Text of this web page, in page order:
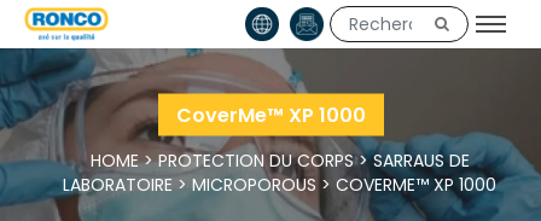
CoverMe™ XP 1000
HOME>PROTECTION DU CORPS>SARRAUS DE
LABORATOIRE > MICROPOROUS > COVERME™ XP 1000